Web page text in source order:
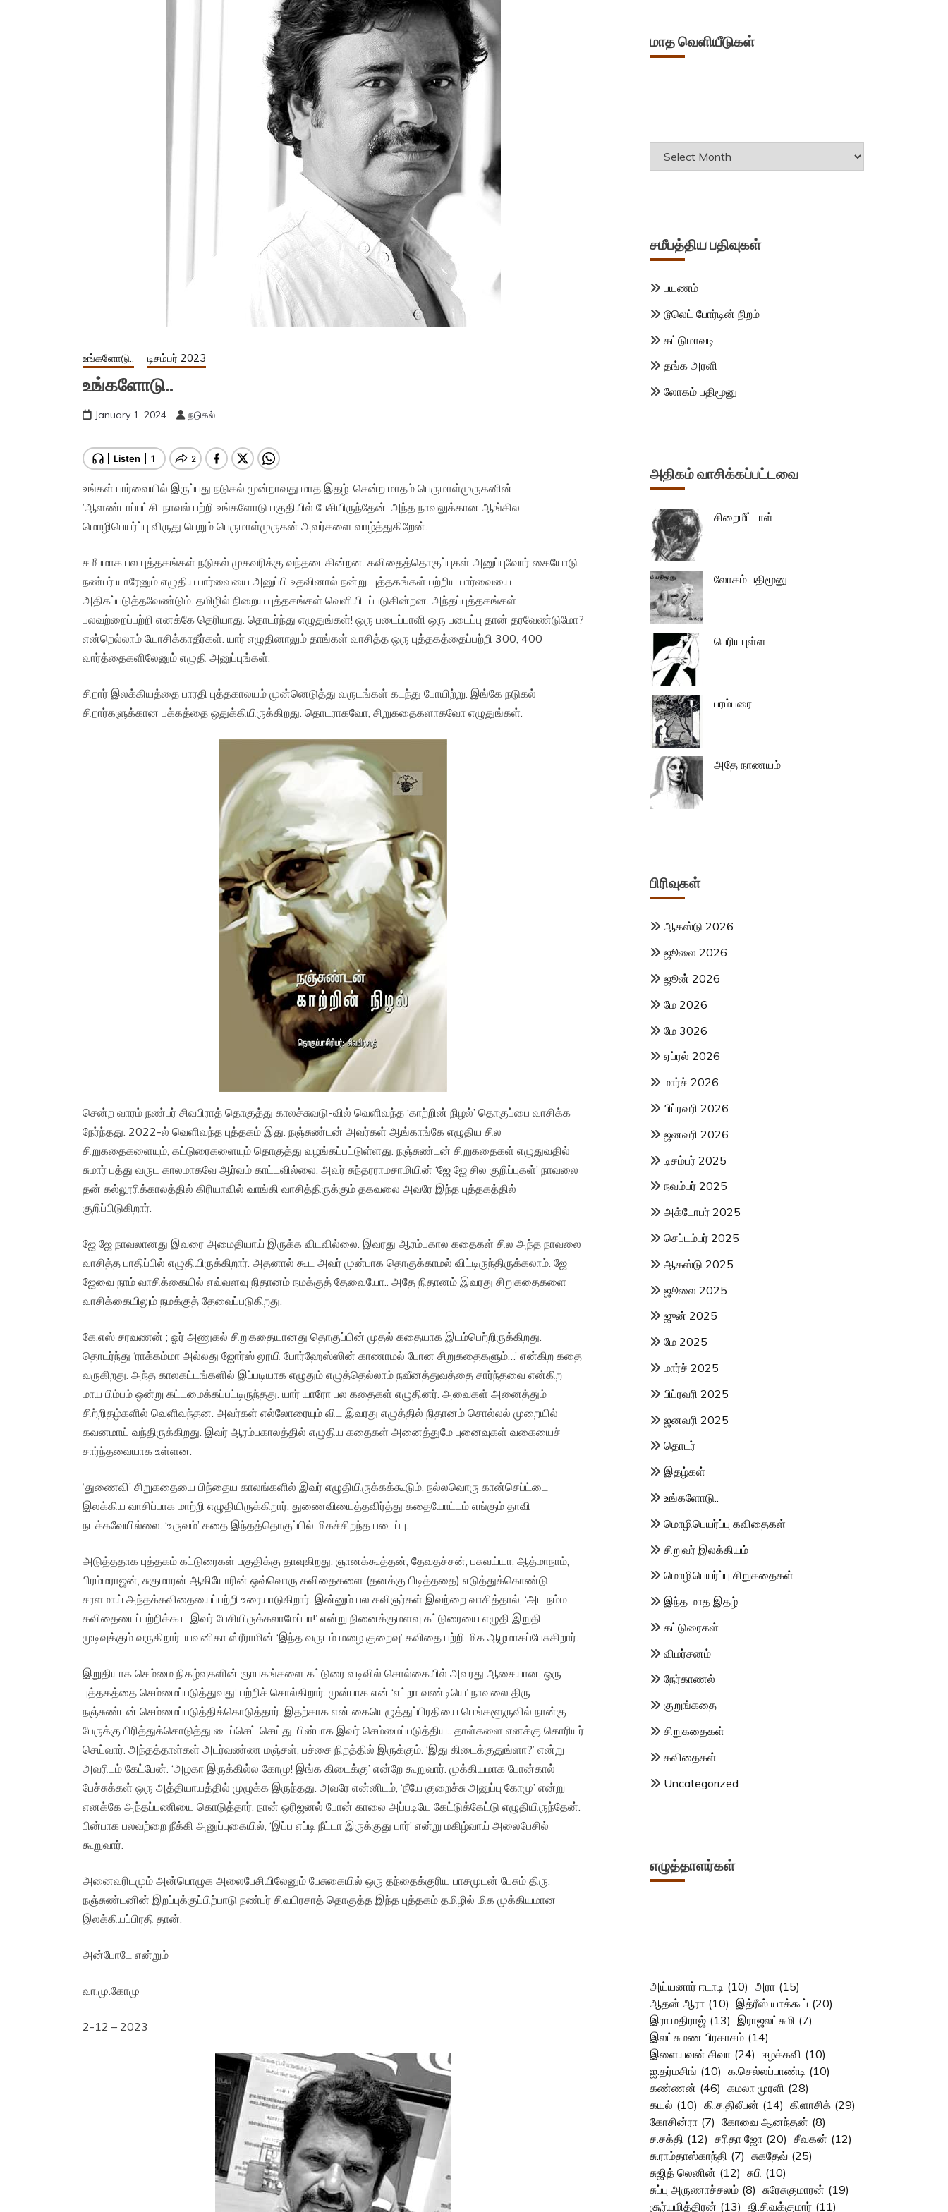
உங்களோடு.. டிசம்பர் 2023
உங்களோடு..
January 1, 2024 நடுகல்
உங்கள் பார்வையில் இருப்பது நடுகல் மூன்றாவது மாத இதழ். சென்ற மாதம் பெருமாள்முருகனின்
’ஆளண்டாப்பட்சி’ நாவல் பற்றி உங்களோடு பகுதியில் பேசியிருந்தேன். அந்த நாவலுக்கான ஆங்கில
மொழிபெயர்ப்பு விருது பெறும் பெருமாள்முருகன் அவர்களை வாழ்த்துகிறேன்.
சமீபமாக பல புத்தகங்கள் நடுகல் முகவரிக்கு வந்தடைகின்றன. கவிதைத்தொகுப்புகள் அனுப்புவோர் கையோடு
நண்பர் யாரேனும் எழுதிய பார்வையை அனுப்பி உதவினால் நன்று. புத்தகங்கள் பற்றிய பார்வையை
அதிகப்படுத்தவேண்டும். தமிழில் நிறைய புத்தகங்கள் வெளியிடப்படுகின்றன. அந்தப்புத்தகங்கள்
பலவற்றைப்பற்றி எனக்கே தெரியாது. தொடர்ந்து எழுதுங்கள்! ஒரு படைப்பாளி ஒரு படைப்பு தான் தரவேண்டுமோ?
என்றெல்லாம் யோசிக்காதீர்கள். யார் எழுதினாலும் தாங்கள் வாசித்த ஒரு புத்தகத்தைப்பற்றி 300, 400
வார்த்தைகளிலேனும் எழுதி அனுப்புங்கள்.
சிறார் இலக்கியத்தை பாரதி புத்தகாலயம் முன்னெடுத்து வருடங்கள் கடந்து போயிற்று. இங்கே நடுகல்
சிறார்களுக்கான பக்கத்தை ஒதுக்கியிருக்கிறது. தொடராகவோ, சிறுகதைகளாகவோ எழுதுங்கள்.
சென்ற வாரம் நண்பர் சிவபிராத் தொகுத்து காலச்சுவடு-வில் வெளிவந்த ‘காற்றின் நிழல்’ தொகுப்பை வாசிக்க
நேர்ந்தது. 2022-ல் வெளிவந்த புத்தகம் இது. நஞ்சுண்டன் அவர்கள் ஆங்காங்கே எழுதிய சில
சிறுகதைகளையும், கட்டுரைகளையும் தொகுத்து வழங்கப்பட்டுள்ளது. நஞ்சுண்டன் சிறுகதைகள் எழுதுவதில்
சுமார் பத்து வருட காலமாகவே ஆர்வம் காட்டவில்லை. அவர் சுந்தரராமசாமியின் ‘ஜே ஜே சில குறிப்புகள்’ நாவலை
தன் கல்லூரிக்காலத்தில் கிரியாவில் வாங்கி வாசித்திருக்கும் தகவலை அவரே இந்த புத்தகத்தில்
குறிப்பிடுகிறார்.
ஜே ஜே நாவலானது இவரை அமைதியாய் இருக்க விடவில்லை. இவரது ஆரம்பகால கதைகள் சில அந்த நாவலை
வாசித்த பாதிப்பில் எழுதியிருக்கிறார். அதனால் கூட அவர் முன்பாக தொகுக்காமல் விட்டிருந்திருக்கலாம். ஜே
ஜேவை நாம் வாசிக்கையில் எவ்வளவு நிதானம் நமக்குத் தேவையோ.. அதே நிதானம் இவரது சிறுகதைகளை
வாசிக்கையிலும் நமக்குத் தேவைப்படுகிறது.
கே.எஸ் சரவணன் ; ஓர் அணுகல் சிறுகதையானது தொகுப்பின் முதல் கதையாக இடம்பெற்றிருக்கிறது.
தொடர்ந்து ‘ராக்கம்மா அல்லது ஜோர்ஸ் லூயி போர்ஹேஸ்ஸின் காணாமல் போன சிறுகதைகளும்…’ என்கிற கதை
வருகிறது. அந்த காலகட்டங்களில் இப்படியாக எழுதும் எழுத்தெல்லாம் நவீனத்துவத்தை சார்ந்தவை என்கிற
மாய பிம்பம் ஒன்று கட்டமைக்கப்பட்டிருந்தது. யார் யாரோ பல கதைகள் எழுதினர். அவைகள் அனைத்தும்
சிற்றிதழ்களில் வெளிவந்தன. அவர்கள் எல்லோரையும் விட இவரது எழுத்தில் நிதானம் சொல்லல் முறையில்
கவனமாய் வந்திருக்கிறது. இவர் ஆரம்பகாலத்தில் எழுதிய கதைகள் அனைத்துமே புனைவுகள் வகையைச்
சார்ந்தவையாக உள்ளன.
‘துணைவி’ சிறுகதையை பிந்தைய காலங்களில் இவர் எழுதியிருக்கக்கூடும். நல்லவொரு கான்செப்ட்டை
இலக்கிய வாசிப்பாக மாற்றி எழுதியிருக்கிறார். துணைவியைத்தவிர்த்து கதையோட்டம் எங்கும் தாவி
நடக்கவேயில்லை. ‘உருவம்’ கதை இந்தத்தொகுப்பில் மிகச்சிறந்த படைப்பு.
அடுத்ததாக புத்தகம் கட்டுரைகள் பகுதிக்கு தாவுகிறது. ஞானக்கூத்தன், தேவதச்சன், பசுவய்யா, ஆத்மாநாம்,
பிரம்மராஜன், சுகுமாரன் ஆகியோரின் ஒவ்வொரு கவிதைகளை (தனக்கு பிடித்ததை) எடுத்துக்கொண்டு
சரளமாய் அந்தக்கவிதையைப்பற்றி உரையாடுகிறார். இன்னும் பல கவிஞர்கள் இவற்றை வாசித்தால், ‘அட நம்ம
கவிதையைப்பற்றிக்கூட இவர் பேசியிருக்கலாமேப்பா!’ என்று நினைக்குமளவு கட்டுரையை எழுதி இறுதி
முடிவுக்கும் வருகிறார். யவனிகா ஸ்ரீராமின் ‘இந்த வருடம் மழை குறைவு’ கவிதை பற்றி மிக ஆழமாகப்பேசுகிறார்.
இறுதியாக செம்மை நிகழ்வுகளின் ஞாபகங்களை கட்டுரை வடிவில் சொல்கையில் அவரது ஆசையான, ஒரு
புத்தகத்தை செம்மைப்படுத்துவது’ பற்றிச் சொல்கிறார். முன்பாக என் ‘எட்றா வண்டியெ’ நாவலை திரு
நஞ்சுண்டன் செம்மைப்படுத்திக்கொடுத்தார். இதற்காக என் கையெழுத்துப்பிரதியை பெங்களூருவில் நான்கு
பேருக்கு பிரித்துக்கொடுத்து டைப்செட் செய்து, பின்பாக இவர் செம்மைப்படுத்திய.. தாள்களை எனக்கு கொரியர்
செய்வார். அந்தத்தாள்கள் அடர்வண்ண மஞ்சள், பச்சை நிறத்தில் இருக்கும். ‘இது கிடைக்குதுங்ளா?’ என்று
அவரிடம் கேட்பேன். ‘அழகா இருக்கில்ல கோமு! இங்க கிடைக்கு’ என்றே கூறுவார். முக்கியமாக போன்கால்
பேச்சுக்கள் ஒரு அத்தியாயத்தில் முழுக்க இருந்தது. அவரே என்னிடம், ‘நீயே குறைச்சு அனுப்பு கோமு’ என்று
எனக்கே அந்தப்பணியை கொடுத்தார். நான் ஒரிஜனல் போன் காலை அப்படியே கேட்டுக்கேட்டு எழுதியிருந்தேன்.
பின்பாக பலவற்றை நீக்கி அனுப்புகையில், ‘இப்ப எப்டி நீட்டா இருக்குது பார்’ என்று மகிழ்வாய் அலைபேசில்
கூறுவார்.
அனைவரிடமும் அன்பொழுக அலைபேசியிலேனும் பேசுகையில் ஒரு தந்தைக்குரிய பாசமுடன் பேசும் திரு.
நஞ்சுண்டனின் இறப்புக்குப்பிற்பாடு நண்பர் சிவபிரசாத் தொகுத்த இந்த புத்தகம் தமிழில் மிக முக்கியமான
இலக்கியப்பிரதி தான்.
அன்போடே என்றும்
வா.மு.கோமு
2-12 – 2023
மாத வெளியீடுகள்
Archives
சமீபத்திய பதிவுகள்
பயணம்
டூலெட் போர்டின் நிறம்
கட்டுமாவடி
தங்க அரளி
லோகம் பதிமூனு
அதிகம் வாசிக்கப்பட்டவை
சிறைமீட்டாள்
லோகம் பதிமூனு
பெரியபுள்ள
பரம்பரை
அதே நாணயம்
பிரிவுகள்
ஆகஸ்டு 2026
ஜூலை 2026
ஜூன் 2026
மே 2026
மே 3026
ஏப்ரல் 2026
மார்ச் 2026
பிப்ரவரி 2026
ஜனவரி 2026
டிசம்பர் 2025
நவம்பர் 2025
அக்டோபர் 2025
செப்டம்பர் 2025
ஆகஸ்டு 2025
ஜூலை 2025
ஜுன் 2025
மே 2025
மார்ச் 2025
பிப்ரவரி 2025
ஜனவரி 2025
தொடர்
இதழ்கள்
உங்களோடு..
மொழிபெயர்ப்பு கவிதைகள்
சிறுவர் இலக்கியம்
மொழிபெயர்ப்பு சிறுகதைகள்
இந்த மாத இதழ்
கட்டுரைகள்
விமர்சனம்
நேர்காணல்
குறுங்கதை
சிறுகதைகள்
கவிதைகள்
Uncategorized
எழுத்தாளர்கள்
அய்யனார் ஈடாடி (10) அரா (15)
ஆதன் ஆரா (10) இத்ரீஸ் யாக்கூப் (20)
இரா.மதிராஜ் (13) இராஜலட்சுமி (7)
இலட்சுமண பிரகாசம் (14)
இளையவன் சிவா (24) ஈழக்கவி (10)
ஐ.தர்மசிங் (10) க.செல்லப்பாண்டி (10)
கண்ணன் (46) கமலா முரளி (28)
கயல் (10) கி.ச.திலீபன் (14) கிளாசிக் (29)
கோசின்ரா (7) கோவை ஆனந்தன் (8)
ச.சக்தி (12) சரிதா ஜோ (20) சீவகன் (12)
சு.ராம்தாஸ்காந்தி (7) சுகதேவ் (25)
சுஜித் லெனின் (12) சுபி (10)
சுப்பு அருணாச்சலம் (8) சுரேசுகுமாரன் (19)
சூர்யமித்திரன் (13) ஜி.சிவக்குமார் (11)